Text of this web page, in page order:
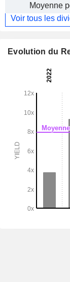
Moyenne
Voir tous les
Evolution du